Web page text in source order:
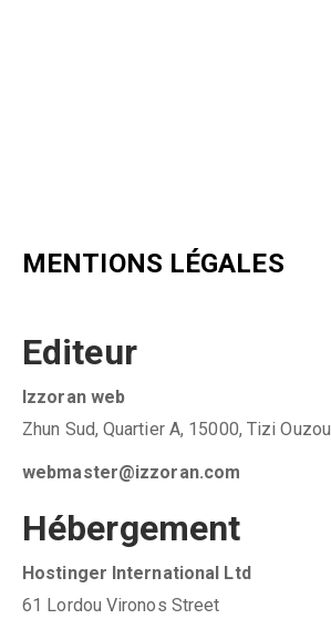
MENTIONS LÉGALES
Editeur
Izzoran web
Zhun Sud, Quartier A, 15000, Tizi Ouzou
webmaster@izzoran.com
Hébergement
Hostinger International Ltd
61 Lordou Vironos Street